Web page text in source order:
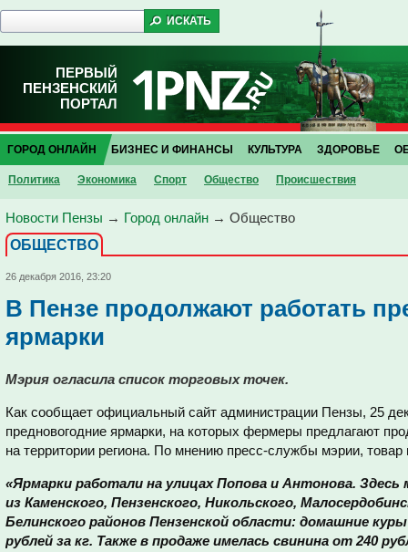
ПЕРВЫЙ
ПЕНЗЕНСКИЙ
ПОРТАЛ
ГОРОД ОНЛАЙН
Политика Экономика Спорт Общество Проиcшествия
БИЗНЕС И ФИНАНСЫ КУЛЬТУРА ЗДОРОВЬЕ
Новости Пензы → Город онлайн → Общество
ОБЩЕСТВО
26 декабря 2016, 23:20
В Пензе продолжают работать
ярмарки
Мэрия огласила список торговых точек.
Как сообщает официальный сайт администрации Пензы, 25
предновогодние ярмарки, на которых фермеры предлагают
на территории региона. По мнению пресс-службы мэрии,
«Ярмарки работали на улицах Попова и Антонова.
из Каменского, Пензенского, Никольского,
Белинского районов Пензенской области: домашние
рублей за кг. Также в продаже имелась свинина от 240